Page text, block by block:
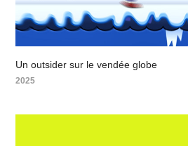
Un outsider sur le vendée globe
2025